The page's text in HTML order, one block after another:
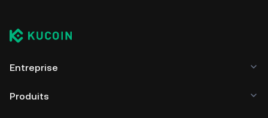
Entreprise
Produits